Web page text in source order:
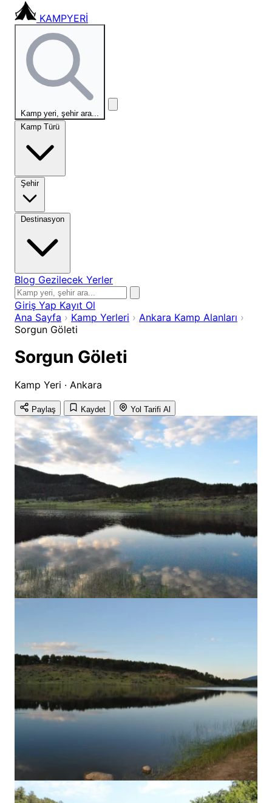
KAMPYERİ
Kamp yeri, şehir ara...
Kamp Türü
Şehir
Destinasyon
Blog Gezilecek Yerler
Giriş Yap Kayıt Ol
Ana Sayfa › Kamp Yerleri › Ankara Kamp Alanları ›
Sorgun Göleti
Sorgun Göleti
Kamp Yeri · Ankara
Paylaş Kaydet Yol Tarifi Al